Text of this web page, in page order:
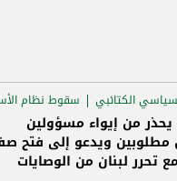
السوري الجيش اللبناني
يقطع الإمداد عن
للدولة حتمي وإلا!